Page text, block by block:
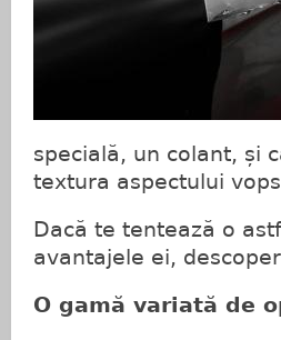
specială, un colant, și
textura aspectului
Dacă te tentează o
avantajele ei,
O gamă variată de